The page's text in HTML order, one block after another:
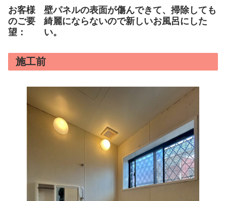
お客様
のご要
望：
壁パネルの表面が傷んできて、掃除しても
綺麗にならないので新しいお風呂にした
い。
施工前